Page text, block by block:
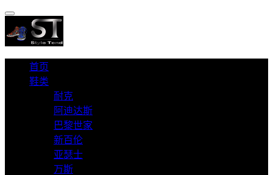
首页
鞋类
耐克
阿迪达斯
巴黎世家
新百伦
亚瑟士
万斯